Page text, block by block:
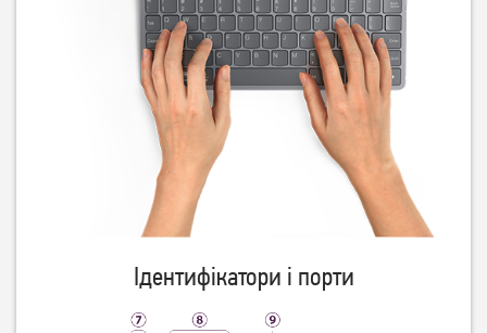
Ідентифікатори і порти